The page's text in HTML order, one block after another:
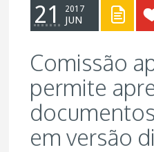
21 2017
JUN
Comissão
permite
em versão